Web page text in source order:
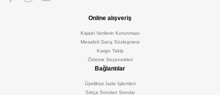
Online alışveriş
Kişisel Verilerin Korunması
Mesafeli Satış Sözleşmesi
Kargo Takip
Ödeme Seçenekleri
Bağlantılar
Üyeliksiz İade İşlemleri
Sıkça Sorulan Sorular